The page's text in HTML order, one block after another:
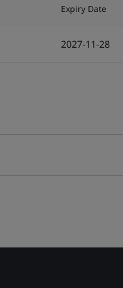
Expiry Date
2027-11-28